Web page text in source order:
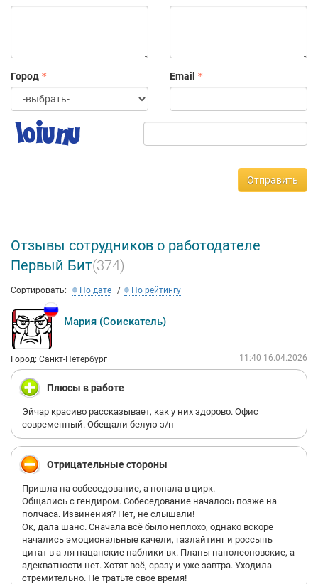
Город Email
Отправить
Отзывы сотрудников о работодателе
Первый Бит(374)
Сортировать: По дате По рейтингу
Мария (Соискатель)
Город: Санкт-Петербург 11:40 16.04.2026
Плюсы в работе
Эйчар красиво рассказывает, как у них здорово. Офис
современный. Обещали белую з/п
Отрицательные стороны
Пришла на собеседование, а попала в цирк.
Общались с гендиром. Собеседование началось позже на
полчаса. Извинения? Нет, не слышали!
Ок, дала шанс. Сначала всё было неплохо, однако вскоре
начались эмоциональные качели, газлайтинг и россыпь
цитат в а-ля пацанские паблики вк. Планы наполеоновские, а
адекватности нет. Хотят всё, сразу и уже завтра. Уходила
стремительно. Не тратьте свое время!